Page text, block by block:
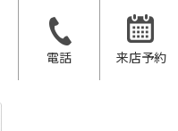
電話
来店予約